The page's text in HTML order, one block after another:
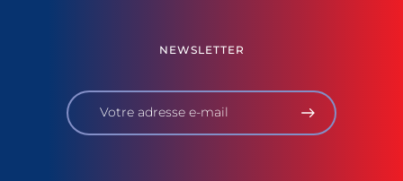
NEWSLETTER